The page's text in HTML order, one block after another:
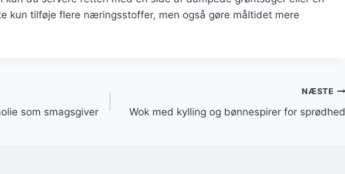
kun tilføje flere næringsstoffer, men også gøre måltidet mere
som smagsgiver
NÆSTE
Wok med kylling og bønnespirer for sprødhed